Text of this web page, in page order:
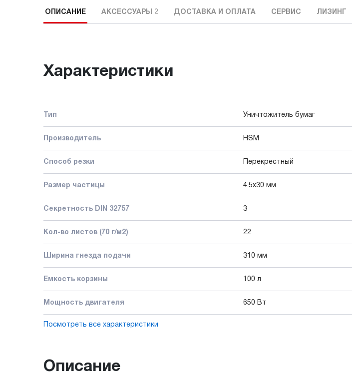
ОПИСАНИЕ АКСЕССУАРЫ 2 ДОСТАВКА И ОПЛАТА СЕРВИС ЛИЗИНГ
Характеристики
Тип Уничтожитель бумаг
Производитель HSM
Способ резки Перекрестный
Размер частицы 4.5x30 мм
Секретность DIN 32757 3
Кол-во листов (70 г/м2) 22
Ширина гнезда подачи 310 мм
Емкость корзины 100 л
Мощность двигателя 650 Вт
Посмотреть все характеристики
Описание